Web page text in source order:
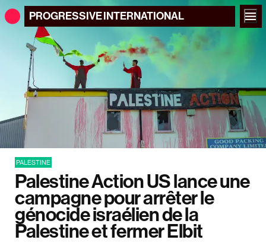
PROGRESSIVEINTERNATIONAL
PALESTINE
Palestine Action US lance une
campagne pour arrêter le
génocide israélien de la
Palestine et fermer Elbit